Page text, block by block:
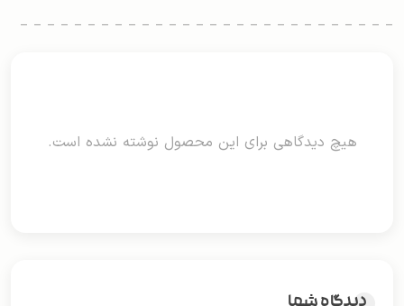
هیچ دیدگاهی برای این محصول نوشته نشده است.